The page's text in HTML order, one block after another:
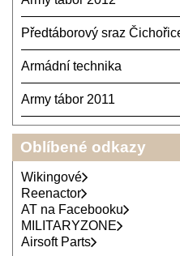
Předtáborový sraz
Armádní technika
Army tábor 2011
Oblíbené odkazy
Wikingové
Reenactor
AT na Facebooku
MILITARYZONE
Airsoft Parts